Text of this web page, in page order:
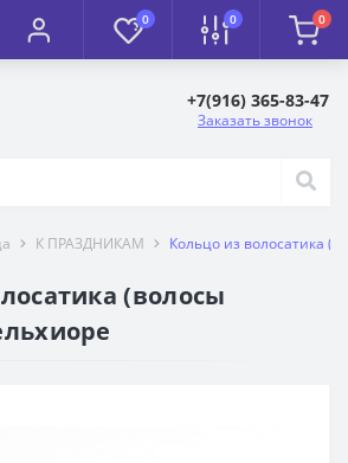
0 0 0
+7(916) 365-83-47
Заказать звонок
К ПРАЗДНИКАМ Кольцо из волосатика
(волосы